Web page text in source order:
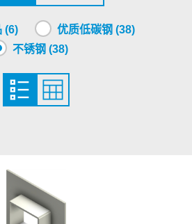
(6)
优质低碳钢 (38)
不锈钢 (38)